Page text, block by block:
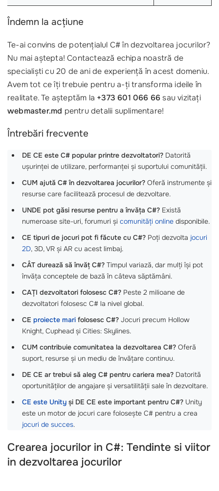
Îndemn la acțiune
Te-ai convins de potențialul C# în dezvoltarea jocurilor?
Nu mai aștepta! Contactează echipa noastră de
specialiști cu 20 de ani de experiență în acest domeniu.
Avem tot ce îți trebuie pentru a-ți transforma ideile în
realitate. Te așteptăm la +373 601 066 66sau vizitați
webmaster.md pentru detalii suplimentare!
Întrebări frecvente
DE CE este C# popular printre dezvoltatori? Datorită
ușurinței de utilizare, performanței și suportului comunității.
CUM ajută C# în dezvoltarea jocurilor? Oferă instrumente și
resurse care facilitează procesul de dezvoltare.
UNDE pot găsi resurse pentru a învăța C#? Există
numeroase site-uri, forumuri și comunități online disponibile.
CE tipuri de jocuri pot fi făcute cu C#? Poți dezvolta jocuri
2D, 3D, VR și AR cu acest limbaj.
CÂT durează să învăț C#? Timpul variază, dar mulți își pot
învăța conceptele de bază în câteva săptămâni.
CAȚI dezvoltatori folosesc C#? Peste 2 milioane de
dezvoltatori folosesc C# la nivel global.
CE proiecte mari folosesc C#? Jocuri precum Hollow
Knight, Cuphead și Cities: Skylines.
CUM contribuie comunitatea la dezvoltarea C#? Oferă
suport, resurse și un mediu de învățare continuu.
DE CE ar trebui să aleg C# pentru cariera mea? Datorită
oportunităților de angajare și versatilității sale în dezvoltare.
CE este Unity și DE CE este important pentru C#? Unity
este un motor de jocuri care folosește C# pentru a crea
jocuri de succes.
Crearea jocurilor in C#: Tendinte si viitor
in dezvoltarea jocurilor